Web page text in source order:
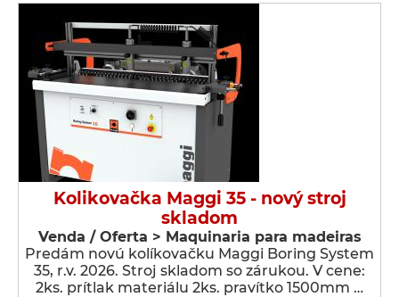
Kolikovačka Maggi 35 - nový stroj
skladom
Venda / Oferta > Maquinaria para madeiras
Predám novú kolíkovačku Maggi Boring System
35, r.v. 2026. Stroj skladom so zárukou. V cene:
2ks. prítlak materiálu 2ks. pravítko 1500mm …